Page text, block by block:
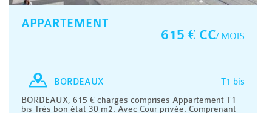
APPARTEMENT
615 € CC/ MOIS
T1 bis
BORDEAUX
BORDEAUX, 615 € charges comprises Appartement T1
bis Très bon état 30 m2. Avec Cour privée. Comprenant